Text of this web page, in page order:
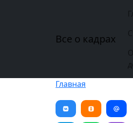
Все о кадрах
Главная